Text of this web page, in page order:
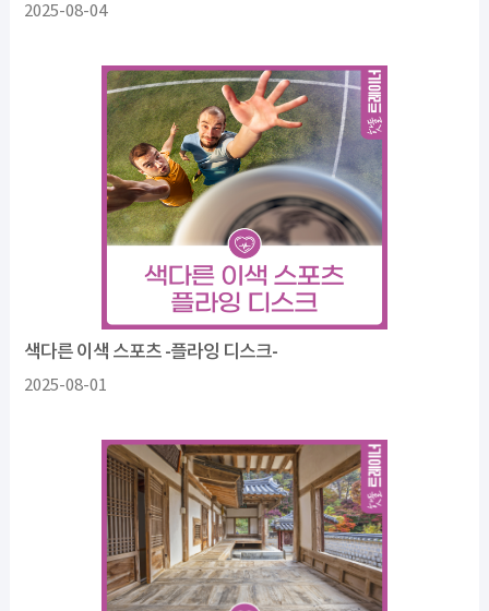
2025-08-04
색다른 이색 스포츠 -플라잉 디스크-
2025-08-01